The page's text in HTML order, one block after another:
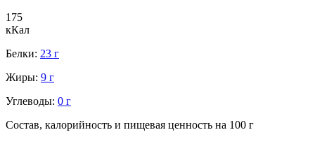
175
кКал
Белки: 23 г
Жиры: 9 г
Углеводы: 0 г
Состав, калорийность и пищевая ценность на 100 г